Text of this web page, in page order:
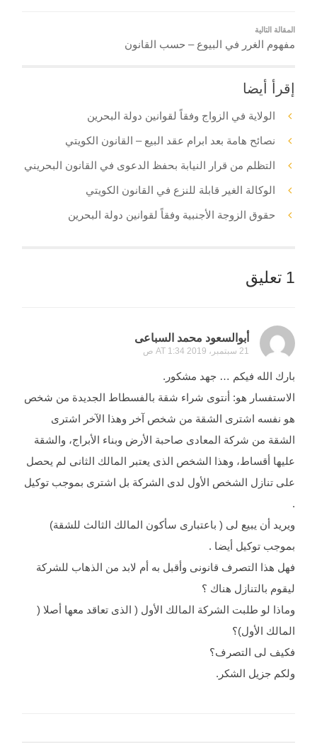
المقالة التالية
مفهوم الغرر في البيوع – حسب القانون
إقرأ أيضا
الولاية في الزواج وفقاً لقوانين دولة البحرين
نصائح هامة بعد ابرام عقد البيع – القانون الكويتي
التظلم من قرار النيابة بحفظ الدعوى في القانون البحريني
الوكالة الغير قابلة للنزع في القانون الكويتي
حقوق الزوجة الأجنبية وفقاً لقوانين دولة البحرين
1 تعليق
أبوالسعود محمد السباعى
21 سبتمبر، 2019 AT 1:34 ص
بارك الله فيكم … جهد مشكور.
الاستفسار هو: أنتوى شراء شقة بالفسطاط الجديدة من شخص
هو نفسه اشترى الشقة من شخص آخر وهذا الآخر اشترى
الشقة من شركة المعادى صاحبة الأرض وبناء الأبراج، والشقة
عليها أقساط، وهذا الشخص الذى يعتبر المالك الثانى لم يحصل
على تنازل الشخص الأول لدى الشركة بل اشترى بموجب توكيل
.
ويريد أن يبيع لى ( باعتبارى سأكون المالك الثالث للشقة)
بموجب توكيل أيضا .
فهل هذا التصرف قانونى وأقبل به أم لابد من الذهاب للشركة
ليقوم بالتنازل هناك ؟
وماذا لو طلبت الشركة المالك الأول ( الذى تعاقد معها أصلا (
المالك الأول)؟
فكيف لى التصرف؟
ولكم جزيل الشكر.